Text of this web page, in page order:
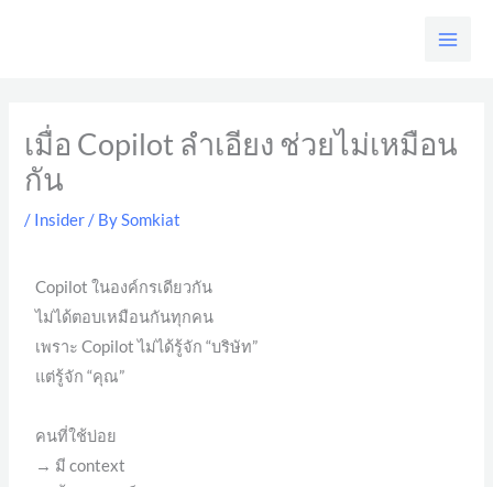
เมื่อ Copilot ลำเอียง ช่วยไม่เหมือน
กัน
/ Insider / BySomkiat
Copilot ในองค์กรเดียวกัน
ไม่ได้ตอบเหมือนกันทุกคน
เพราะ Copilot ไม่ได้รู้จัก “บริษัท”
แต่รู้จัก “คุณ”
คนที่ใช้บ่อย
→ มี context